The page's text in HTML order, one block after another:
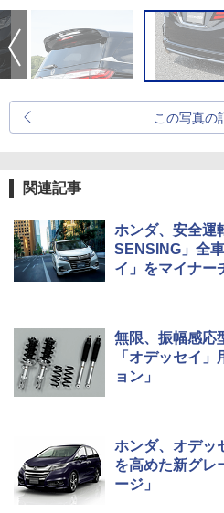
この写真の
関連記事
ホンダ、安全運
SENSING」全
イ」をマイナー
無限、振幅感応
「オデッセイ
ョン」
ホンダ、オデッ
を高めた新グレ
ージ」